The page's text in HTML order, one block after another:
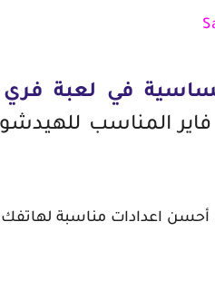
في لعبة فري